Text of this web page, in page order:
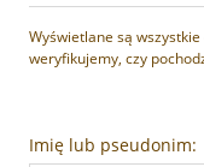
Wyświetlane są
weryfikujemy, czy
Imię lub pseudonim: